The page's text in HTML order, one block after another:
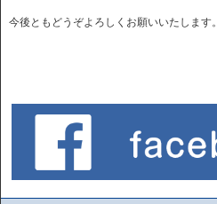
今後ともどうぞよろしくお願いいたします。